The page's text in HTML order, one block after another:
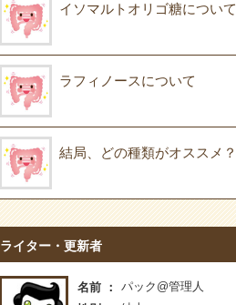
イソマルトオリゴ糖について
ラフィノースについて
結局、どの種類がオススメ？
ライター・更新者
名前
パック@管理人